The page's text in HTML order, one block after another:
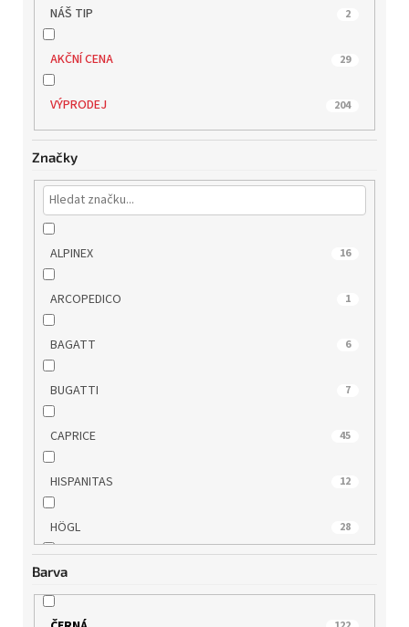
NÁŠ TIP 2
AKČNÍ CENA 29
VÝPRODEJ 204
Značky
ALPINEX 16
ARCOPEDICO 1
BAGATT 6
BUGATTI 7
CAPRICE 45
HISPANITAS 12
HÖGL 28
IMAC
JANA 4
Barva